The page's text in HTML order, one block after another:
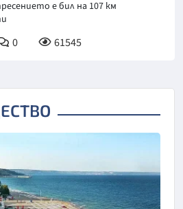
е бил на 107 км
0 61545